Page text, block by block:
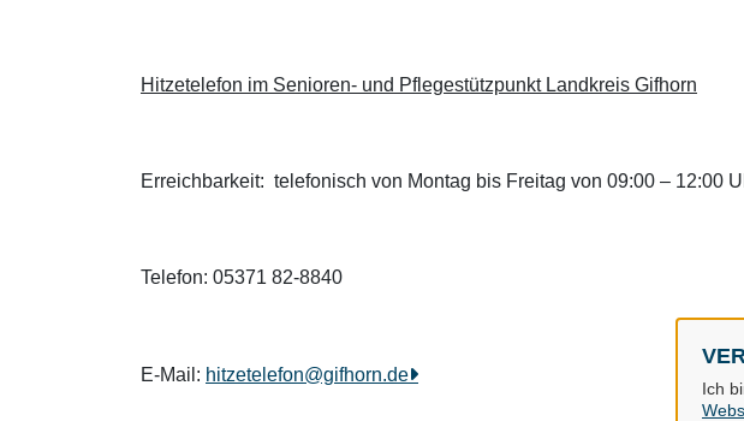
Ich
Hitzetelefon im Senioren- und Pflegestützpunkt Landkreis Gifhorn
Erreichbarkeit: telefonisch von Montag bis Freitag von 09:00 – 12:00
Telefon: 05371 82-8840
E-Mail: hitzetelefon@gifhorn.de